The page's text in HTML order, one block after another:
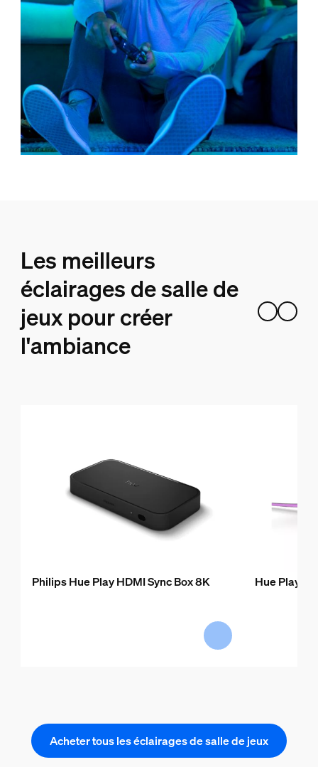
Les meilleurs
éclairages de salle de
jeux pour créer
l'ambiance
Philips Hue Play HDMI Sync Box 8K Hue Play
Acheter tous les éclairages de salle de jeux